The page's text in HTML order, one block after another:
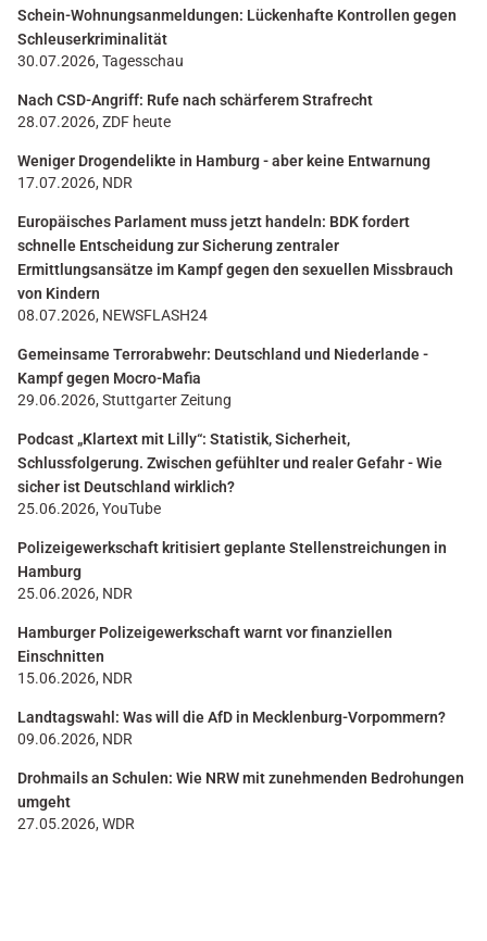
Schein-Wohnungsanmeldungen: Lückenhafte Kontrollen gegen
Schleuserkriminalität
30.07.2026, Tagesschau
Nach CSD-Angriff: Rufe nach schärferem Strafrecht
28.07.2026, ZDF heute
Weniger Drogendelikte in Hamburg - aber keine Entwarnung
17.07.2026, NDR
Europäisches Parlament muss jetzt handeln: BDK fordert
schnelle Entscheidung zur Sicherung zentraler
Ermittlungsansätze im Kampf gegen den sexuellen Missbrauch
von Kindern
08.07.2026, NEWSFLASH24
Gemeinsame Terrorabwehr: Deutschland und Niederlande -
Kampf gegen Mocro-Mafia
29.06.2026, Stuttgarter Zeitung
Podcast „Klartext mit Lilly“: Statistik, Sicherheit,
Schlussfolgerung. Zwischen gefühlter und realer Gefahr - Wie
sicher ist Deutschland wirklich?
25.06.2026, YouTube
Polizeigewerkschaft kritisiert geplante Stellenstreichungen in
Hamburg
25.06.2026, NDR
Hamburger Polizeigewerkschaft warnt vor finanziellen
Einschnitten
15.06.2026, NDR
Landtagswahl: Was will die AfD in Mecklenburg-Vorpommern?
09.06.2026, NDR
Drohmails an Schulen: Wie NRW mit zunehmenden Bedrohungen
umgeht
27.05.2026, WDR